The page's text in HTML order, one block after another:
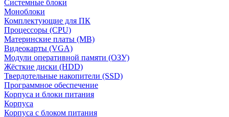
Системные блоки
Моноблоки
Комплектующие для ПК
Процессоры (CPU)
Материнские платы (MB)
Видеокарты (VGA)
Модули оперативной памяти (ОЗУ)
Жёсткие диски (HDD)
Твердотельные накопители (SSD)
Программное обеспечение
Корпуса и блоки питания
Корпуса
Корпуса с блоком питания